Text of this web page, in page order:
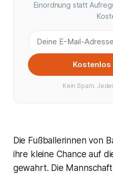
Einordnung statt
Kostenlos
Kein Spam.
Die Fußballerinnen von
ihre kleine Chance auf
gewahrt. Die